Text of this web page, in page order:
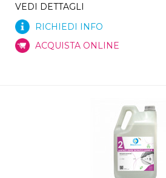
VEDI DETTAGLI
RICHIEDI INFO
ACQUISTA ONLINE